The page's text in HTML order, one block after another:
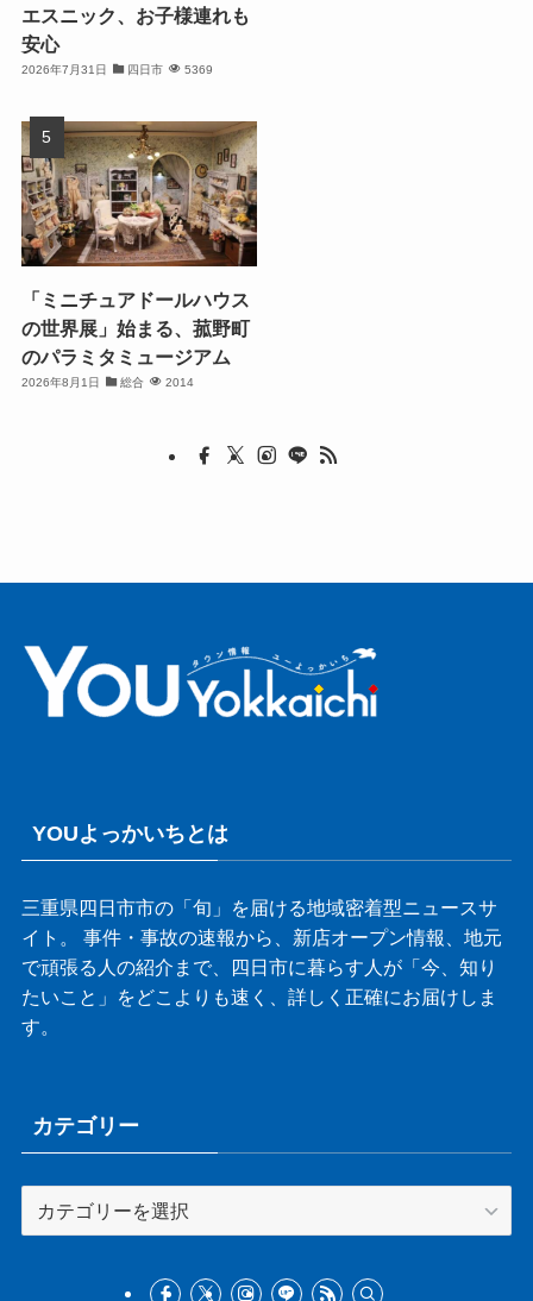
エスニック、お子様連れも
安心
2026年7月31日 四日市 5369
「ミニチュアドールハウス
の世界展」始まる、菰野町
のパラミタミュージアム
2026年8月1日 総合 2014
YOUよっかいちとは
三重県四日市市の「旬」を届ける地域密着型ニュースサ
イト。 事件・事故の速報から、新店オープン情報、地元
で頑張る人の紹介まで、四日市に暮らす人が「今、知り
たいこと」をどこよりも速く、詳しく正確にお届けしま
す。
カテゴリー
テ